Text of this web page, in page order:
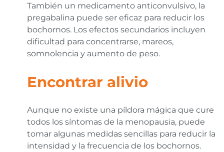
También un medicamento anticonvulsivo, la
pregabalina puede ser eficaz para reducir los
bochornos. Los efectos secundarios incluyen
dificultad para concentrarse, mareos,
somnolencia y aumento de peso.
Encontrar alivio
Aunque no existe una píldora mágica que cure
todos los síntomas de la menopausia, puede
tomar algunas medidas sencillas para reducir la
intensidad y la frecuencia de los bochornos.